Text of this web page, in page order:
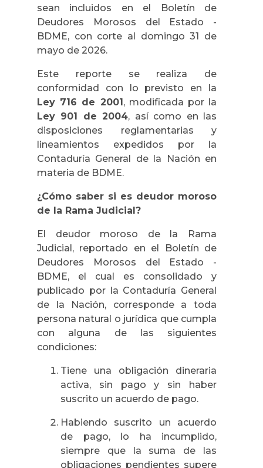
sean incluidos en el Boletín de
Deudores Morosos del Estado -
BDME, con corte al domingo 31 de
mayo de 2026.
Este reporte se realiza de
conformidad con lo previsto en la
Ley 716 de 2001, modificada por la
Ley 901 de 2004, así como en las
disposiciones reglamentarias y
lineamientos expedidos por la
Contaduría General de la Nación en
materia de BDME.
¿Cómo saber si es deudor moroso
de la Rama Judicial?
El deudor moroso de la Rama
Judicial, reportado en el Boletín de
Deudores Morosos del Estado -
BDME, el cual es consolidado y
publicado por la Contaduría General
de la Nación, corresponde a toda
persona natural o jurídica que cumpla
con alguna de las siguientes
condiciones:
Tiene una obligación dineraria
activa, sin pago y sin haber
suscrito un acuerdo de pago.
Habiendo suscrito un acuerdo
de pago, lo ha incumplido,
siempre que la suma de las
obligaciones pendientes supere